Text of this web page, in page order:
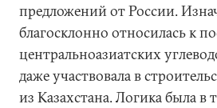
предложений от России.
благосклонно относилась к
центральноазиатских
даже участвовала в
из Казахстана. Логика была в